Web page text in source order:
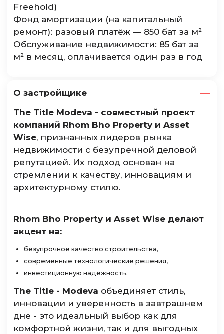
Freehold)
Фонд амортизации (на капитальный
ремонт): разовый платёж — 850 бат за м²
Обслуживание недвижимости: 85 бат за
м² в месяц, оплачивается один раз в год
О застройщике
The Title Modeva - совместный проект
компаний Rhom Bho Property и Asset
Wise, признанных лидеров рынка
недвижимости с безупречной деловой
репутацией. Их подход основан на
стремлении к качеству, инновациям и
архитектурному стилю.
Rhom Bho Property и Asset Wise делают
акцент на:
безупрочное качество строительства,
современные технологические решения,
инвестиционную надёжность.
The Title - Modeva объединяет стиль,
инновации и уверенность в завтрашнем
дне - это идеальный выбор как для
комфортной жизни, так и для выгодных